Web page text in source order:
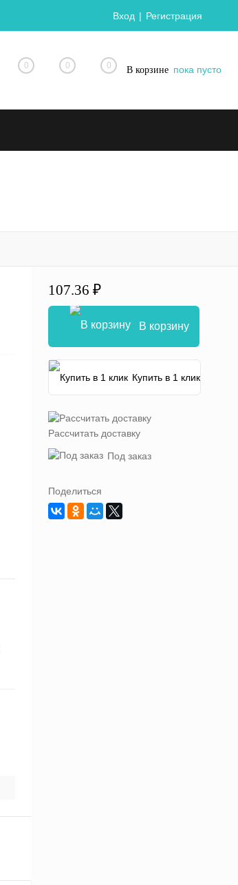
Вход Регистрация
0 0 0 В корзине пока пусто
107.36 ₽
В корзину
Купить в 1 клик
Рассчитать доставку
Под заказ
Поделиться